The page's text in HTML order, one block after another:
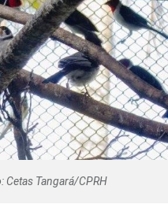
Universo
Cetas Tangará/CPRH